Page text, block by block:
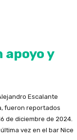
apoyo y
Escalante
fueron reportados
de diciembre de 2024.
vez en el bar Nice